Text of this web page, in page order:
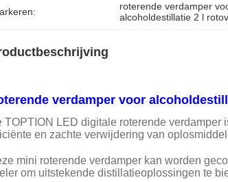
roterende verdamper
alcoholdestillatie 2 l
verdamper voor
TOPTION LED digitale roterende
en zachte verwijdering van
mini roterende verdamper kan worden
om uitstekende distillatieoplossingen te